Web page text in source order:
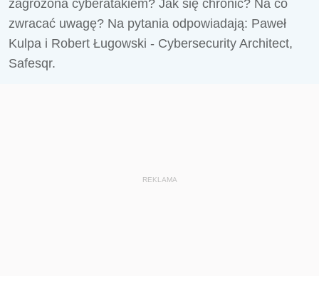
zagrożona cyberatakiem? Jak się chronić? Na co
zwracać uwagę? Na pytania odpowiadają: Paweł
Kulpa i Robert Ługowski - Cybersecurity Architect,
Safesqr.
REKLAMA